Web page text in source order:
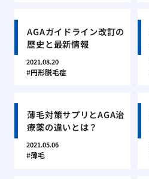
AGAガイドライン改訂の
歴史と最新情報
2021.08.20
円形脱毛症
薄毛対策サプリとAGA治
療薬の違いとは？
2021.05.06
薄毛